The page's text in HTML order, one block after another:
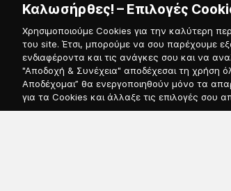
ΚΡΑΤΗΣΕΙΣ & ΕΞΥΠΗΡΕΤΗΣΗ ΠΕΛΑΤΩΝ:
ΕΠΙΣΚΕΦΤΕΙΤΕ ΕΠΙΣΗΣ
Attica Group
ΓΡΗΓΟΡΗ
Νέα &
Καλωσήρθες! – Επιλογές
Χρησιμοποιούμε Cookies για την καλύτερη
του site. Έτσι, μπορούμε να σου παρέχουμε
ενδιαφέροντα και τις ανάγκες σου και να
"Αποδοχή & Συνέχεια" αποδέχεσαι τη χρήση
Αποδέχομαι” θα ενεργοποιηθούν μόνο τα
για τα Cookies και άλλαξε τις επιλογές σου